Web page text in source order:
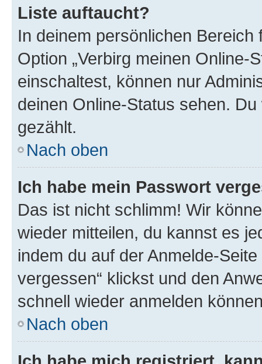
Liste auftaucht?
In deinem persönlichen
Option „Verbirg meinen Online-
einschaltest, können nur
deinen Online-Status sehen.
gezählt.
Nach oben
Ich habe mein Passwort
Das ist nicht schlimm! Wir
wieder mitteilen, du kannst es
indem du auf der Anmelde-
vergessen“ klickst und den
schnell wieder anmelden
Nach oben